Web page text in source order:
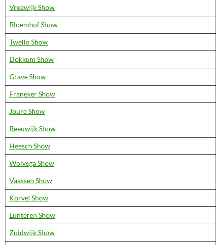
Vreewijk Show
Bloemhof Show
Twello Show
Dokkum Show
Grave Show
Franeker Show
Joure Show
Reeuwijk Show
Heesch Show
Wolvega Show
Vaassen Show
Korvel Show
Lunteren Show
Zuidwijk Show